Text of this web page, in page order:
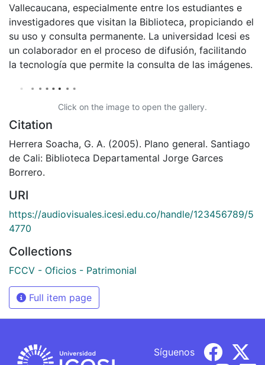
Vallecaucana, especialmente entre los estudiantes e
investigadores que visitan la Biblioteca, propiciando el
su uso y consulta permanente. La universidad Icesi es
un colaborador en el proceso de difusión, facilitando
la tecnología que permite la consulta de las imágenes.
Click on the image to open the gallery.
Citation
Herrera Soacha, G. A. (2005). Plano general. Santiago
de Cali: Biblioteca Departamental Jorge Garces
Borrero.
URI
https://audiovisuales.icesi.edu.co/handle/123456789/5
4770
Collections
FCCV - Oficios - Patrimonial
Full item page
Síguenos